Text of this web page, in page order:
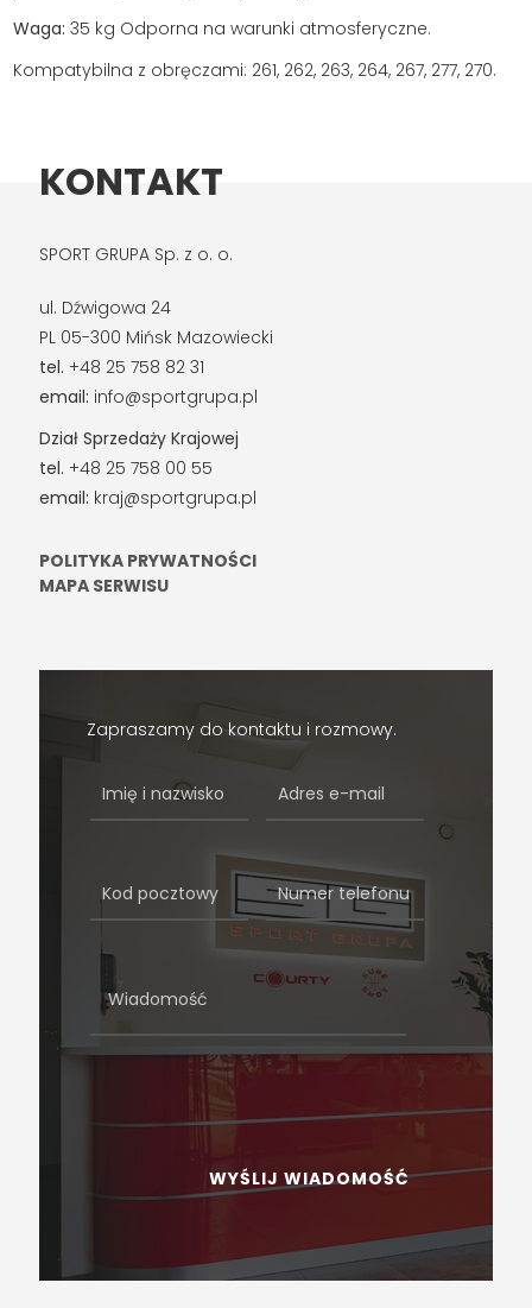
Waga: 35 kg Odporna na warunki atmosferyczne.
Kompatybilna z obręczami: 261, 262, 263, 264, 267, 277, 270.
KONTAKT
SPORT GRUPA Sp. z o. o.
ul. Dźwigowa 24
PL 05-300 Mińsk Mazowiecki
tel. +48 25 758 82 31
email: info@sportgrupa.pl
Dział Sprzedaży Krajowej
tel. +48 25 758 00 55
email: kraj@sportgrupa.pl
POLITYKA PRYWATNOŚCI
MAPA SERWISU
Zapraszamy do kontaktu i rozmowy.